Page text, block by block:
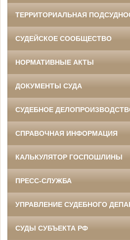
ТЕРРИТОРИАЛЬНАЯ
СУДЕЙСКОЕ СООБЩЕСТВО
НОРМАТИВНЫЕ АКТЫ
ДОКУМЕНТЫ СУДА
СУДЕБНОЕ
СПРАВОЧНАЯ ИНФОРМАЦИЯ
КАЛЬКУЛЯТОР ГОСПОШЛИНЫ
ПРЕСС-СЛУЖБА
УПРАВЛЕНИЕ СУДЕБНОГО
СУДЫ СУБЪЕКТА РФ